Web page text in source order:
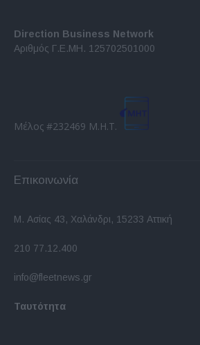
Direction Business Network
Αριθμός Γ.Ε.ΜΗ. 125702501000
Μέλος #232469 Μ.Η.Τ.
Επικοινωνία
Μ. Ασίας 43, Χαλάνδρι, 15233 Αττική
210 77.12.400
info@fleetnews.gr
Ταυτότητα